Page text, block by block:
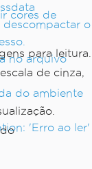
descompactar o
no arquivo
do ambiente
'Erro ao ler'
cores de
para leitura.
de cinza,